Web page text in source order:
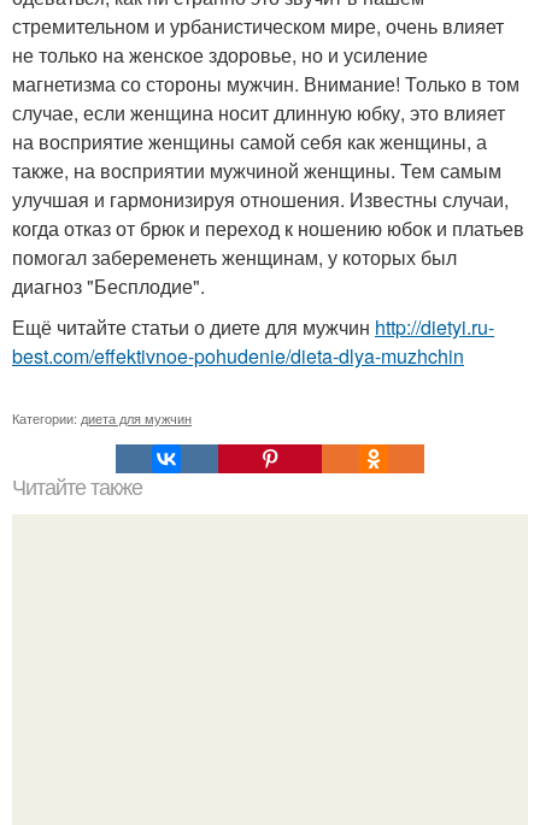
стремительном и урбанистическом мире, очень влияет
не только на женское здоровье, но и усиление
магнетизма со стороны мужчин. Внимание! Только в том
случае, если женщина носит длинную юбку, это влияет
на восприятие женщины самой себя как женщины, а
также, на восприятии мужчиной женщины. Тем самым
улучшая и гармонизируя отношения. Известны случаи,
когда отказ от брюк и переход к ношению юбок и платьев
помогал забеременеть женщинам, у которых был
диагноз "Бесплодие".
Ещё читайте статьи о диете для мужчин http://dietyi.ru-
best.com/effektivnoe-pohudenie/dieta-dlya-muzhchin
Категории: диета для мужчин
Читайте также